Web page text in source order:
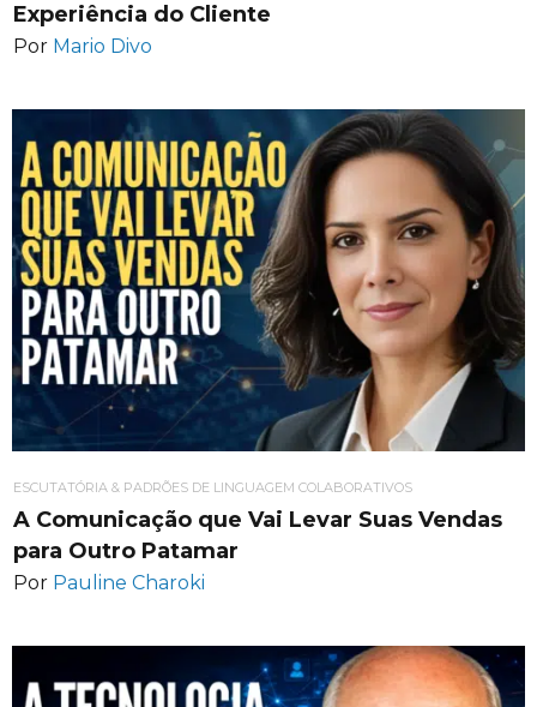
Experiência do Cliente
Por Mario Divo
ESCUTATÓRIA & PADRÕES DE LINGUAGEM COLABORATIVOS
A Comunicação que Vai Levar Suas Vendas
para Outro Patamar
Por Pauline Charoki